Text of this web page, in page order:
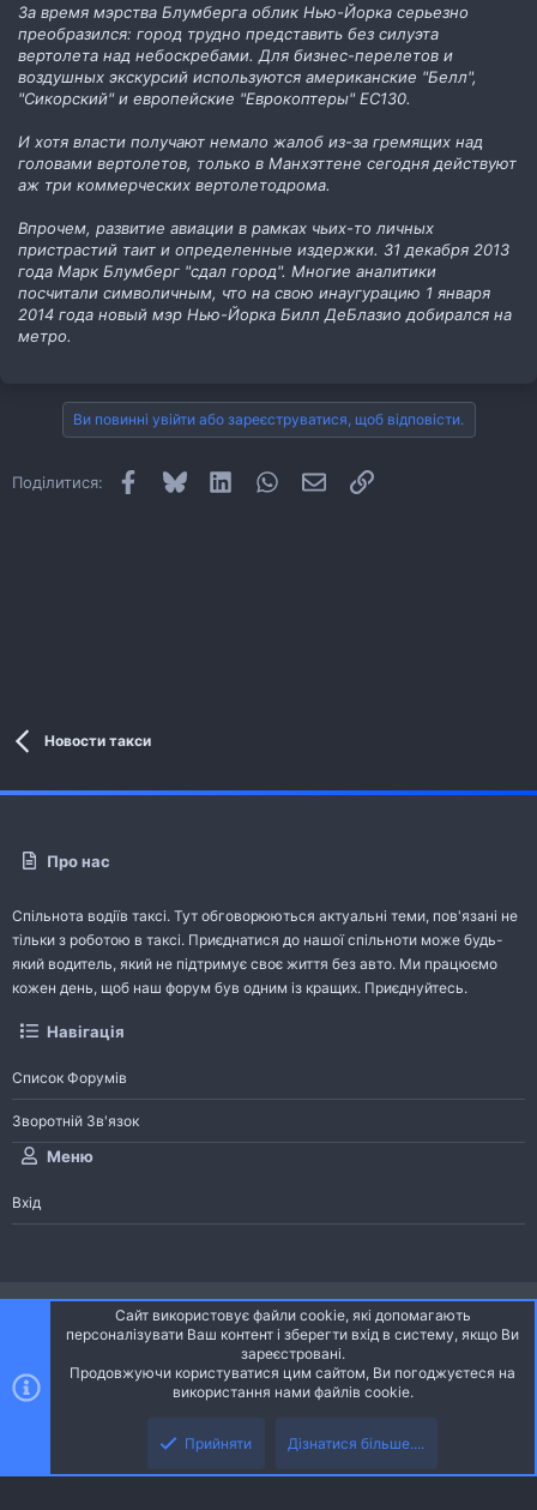
За время мэрства Блумберга облик Нью-Йорка серьезно
преобразился: город трудно представить без силуэта
вертолета над небоскребами. Для бизнес-перелетов и
воздушных экскурсий используются американские "Белл",
"Сикорский" и европейские "Еврокоптеры" EC130.
И хотя власти получают немало жалоб из-за гремящих над
головами вертолетов, только в Манхэттене сегодня действуют
аж три коммерческих вертолетодрома.
Впрочем, развитие авиации в рамках чьих-то личных
пристрастий таит и определенные издержки. 31 декабря 2013
года Марк Блумберг "сдал город". Многие аналитики
посчитали символичным, что на свою инаугурацию 1 января
2014 года новый мэр Нью-Йорка Билл ДеБлазио добирался на
метро.
Ви повинні увійти або зареєструватися, щоб відповісти.
Поділитися: Facebook
Bluesky LinkedInWhatsApp
E-mailПосилання
Новости такси
Про нас
Спільнота водіїв таксі. Тут обговорюються актуальні теми, пов'язані не
тільки з роботою в таксі. Приєднатися до нашої спільноти може будь-
який водитель, який не підтримує своє життя без авто. Ми працюємо
кожен день, щоб наш форум був одним із кращих. Приєднуйтесь.
Навігація
Список Форумів
Зворотній Зв'язок
Меню
Вхід
Ніч
Українська (UA)
S
Community platform by XenForo® © 2010-2026 XenForo Ltd.
Community platform by XenForo © 2010-2022 XenForo Ltd. | dev: Pages
Сайт використовує файли cookie, які допомагають
персоналізувати Ваш контент і зберегти вхід в систему, якщо Ви
зареєстровані.
Продовжуючи користуватися цим сайтом, Ви погоджуєтеся на
використання нами файлів cookie.
Прийняти Дізнатися більше....